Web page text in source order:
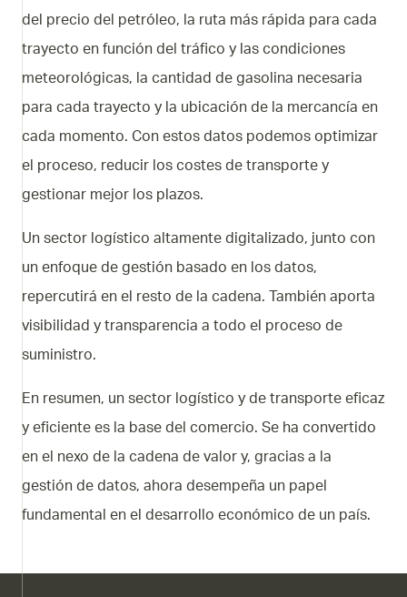
del precio del petróleo, la ruta más rápida para cada
trayecto en función del tráfico y las condiciones
meteorológicas, la cantidad de gasolina necesaria
para cada trayecto y la ubicación de la mercancía en
cada momento. Con estos datos podemos optimizar
el proceso, reducir los costes de transporte y
gestionar mejor los plazos.
Un sector logístico altamente digitalizado, junto con
un enfoque de gestión basado en los datos,
repercutirá en el resto de la cadena. También aporta
visibilidad y transparencia a todo el proceso de
suministro.
En resumen, un sector logístico y de transporte eficaz
y eficiente es la base del comercio. Se ha convertido
en el nexo de la cadena de valor y, gracias a la
gestión de datos, ahora desempeña un papel
fundamental en el desarrollo económico de un país.